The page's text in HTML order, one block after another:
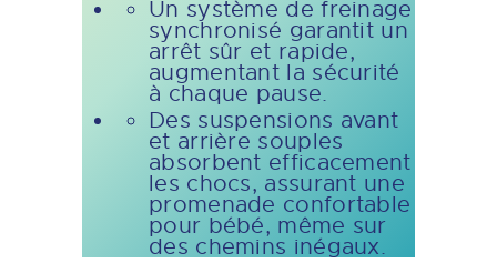
Un système de freinage
synchronisé garantit un
arrêt sûr et rapide,
augmentant la sécurité
à chaque pause.
Des suspensions avant
et arrière souples
absorbent efficacement
les chocs, assurant une
promenade confortable
pour bébé, même sur
des chemins inégaux.